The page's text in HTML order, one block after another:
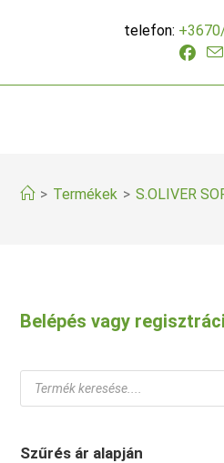
telefon:
> Termékek > S.OLIVER
Belépés vagy
Products
search
Szűrés ár alapján